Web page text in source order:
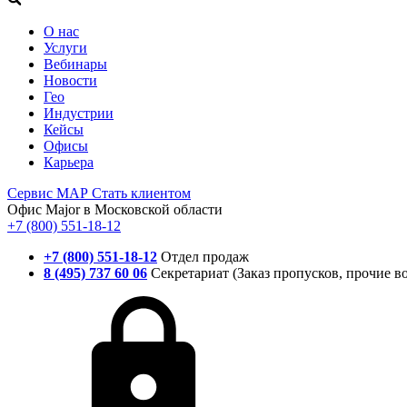
О нас
Услуги
Вебинары
Новости
Гео
Индустрии
Кейсы
Офисы
Карьера
Сервис МАР Стать клиентом
Офис Major в Московской области
+7 (800) 551-18-12
+7 (800) 551-18-12 Отдел продаж
8 (495) 737 60 06 Секретариат (Заказ пропусков, прочие